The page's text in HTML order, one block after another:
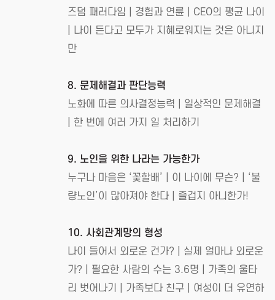
즈덤 패러다임 | 경험과 연륜 | CEO의 평균 나이
| 나이 든다고 모두가 지혜로워지는 것은 아니지
만
8. 문제해결과 판단능력
노화에 따른 의사결정능력 | 일상적인 문제해결
| 한 번에 여러 가지 일 처리하기
9. 노인을 위한 나라는 가능한가
누구나 마음은 ‘꽃할배’ | 이 나이에 무슨? | ‘불
량노인’이 많아져야 한다 | 즐겁지 아니한가!
10. 사회관계망의 형성
나이 들어서 외로운 건가? | 실제 얼마나 외로운
가? | 필요한 사람의 수는 3.6명 | 가족의 울타
리 벗어나기 | 가족보다 친구 | 여성이 더 유연하